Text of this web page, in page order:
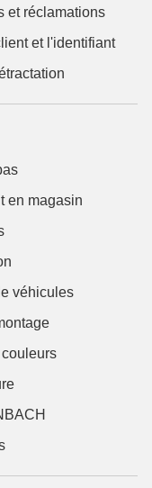
et réclamations
et l'identifiant
en magasin
véhicules